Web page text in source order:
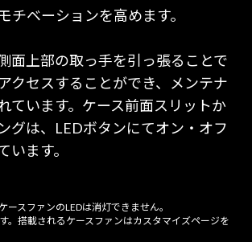
チベーションを高めます。
面上部の取っ手を引っ張ることで
クセスすることができ、メンテナ
ています。ケース前面スリットか
グは、LEDボタンにてオン・オフ
います。
スファンのLEDは消灯できません。
。搭載されるケースファンはカスタマイズページを